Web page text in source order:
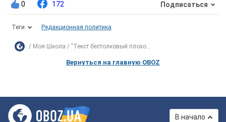
0 172 Подписаться
Теги Редакционная политика
Моя Школа "Текст бестолковый плохо...
Вернуться на главную OBOZ
В начало